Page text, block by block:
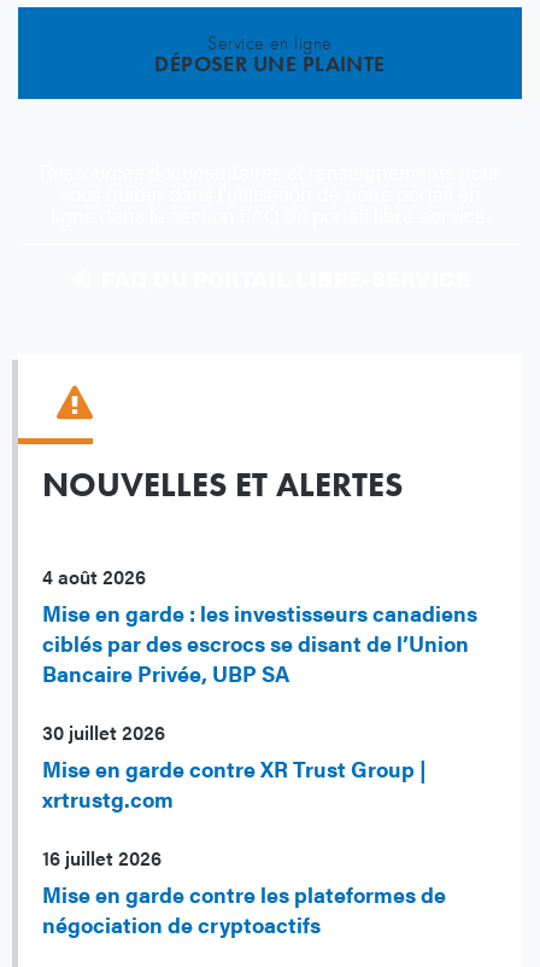
Service en ligne
DÉPOSER UNE PLAINTE
NOUVELLES ET ALERTES
4 août 2026
Mise en garde : les investisseurs canadiens
ciblés par des escrocs se disant de l’Union
Bancaire Privée, UBP SA
30 juillet 2026
Mise en garde contre XR Trust Group |
xrtrustg.com
16 juillet 2026
Mise en garde contre les plateformes de
négociation de cryptoactifs